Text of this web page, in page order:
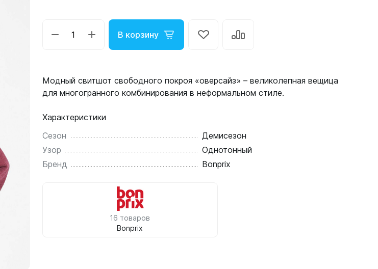
В корзину
Модный свитшот свободного покроя «оверсайз» – великолепная вещица
для многогранного комбинирования в неформальном стиле.
Характеристики
Сезон
Демисезон
Узор
Однотонный
Бренд
Bonprix
16 товаров
Bonprix